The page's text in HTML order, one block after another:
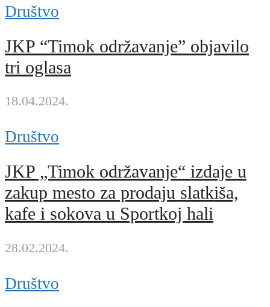
Društvo
JKP “Timok održavanje” objavilo
tri oglasa
18.04.2024.
Društvo
JKP „Timok održavanje“ izdaje u
zakup mesto za prodaju slatkiša,
kafe i sokova u Sportkoj hali
28.02.2024.
Društvo